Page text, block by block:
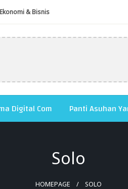
Ekonomi & Bisnis
Digital Com Panti Asuhan
Solo
HOMEPAGE SOLO